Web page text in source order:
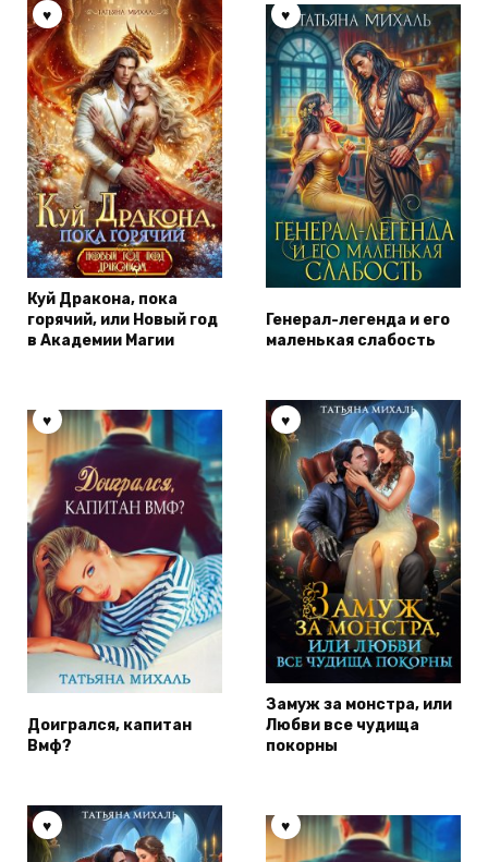
Куй Дракона, пока
горячий, или Новый год
в Академии Магии
Генерал-легенда и его
маленькая слабость
Доигрался, капитан
Вмф?
Замуж за монстра, или
Любви все чудища
покорны